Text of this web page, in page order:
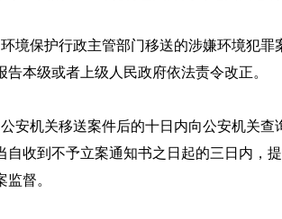
保护行政主管部门移送的涉嫌环境犯罪
本级或者上级人民政府依法责令改正。
机关移送案件后的十日内向公安机关查
收到不予立案通知书之日起的三日内，
督。